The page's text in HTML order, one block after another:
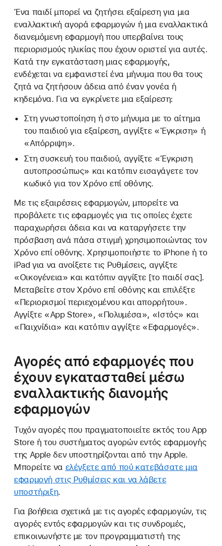
Ένα παιδί μπορεί να ζητήσει εξαίρεση για μια
εναλλακτική αγορά εφαρμογών ή μια εναλλακτικά
διανεμόμενη εφαρμογή που υπερβαίνει τους
περιορισμούς ηλικίας που έχουν οριστεί για αυτές.
Κατά την εγκατάσταση μιας εφαρμογής,
ενδέχεται να εμφανιστεί ένα μήνυμα που θα τους
ζητά να ζητήσουν άδεια από έναν γονέα ή
κηδεμόνα. Για να εγκρίνετε μια εξαίρεση:
Στη γνωστοποίηση ή στο μήνυμα με το αίτημα
του παιδιού για εξαίρεση, αγγίξτε «Έγκριση» ή
«Απόρριψη».
Στη συσκευή του παιδιού, αγγίξτε «Έγκριση
αυτοπροσώπως» και κατόπιν εισαγάγετε τον
κωδικό για τον Χρόνο επί οθόνης.
Με τις εξαιρέσεις εφαρμογών, μπορείτε να
προβάλετε τις εφαρμογές για τις οποίες έχετε
παραχωρήσει άδεια και να καταργήσετε την
πρόσβαση ανά πάσα στιγμή χρησιμοποιώντας τον
Χρόνο επί οθόνης. Χρησιμοποιήστε το iPhone ή το
iPad για να ανοίξετε τις Ρυθμίσεις, αγγίξτε
«Οικογένεια» και κατόπιν αγγίξτε [το παιδί σας].
Μεταβείτε στον Χρόνο επί οθόνης και επιλέξτε
«Περιορισμοί περιεχομένου και απορρήτου».
Αγγίξτε «App Store», «Πολυμέσα», «Ιστός» και
«Παιχνίδια» και κατόπιν αγγίξτε «Εφαρμογές».
Αγορές από εφαρμογές που
έχουν εγκατασταθεί μέσω
εναλλακτικής διανομής
εφαρμογών
Τυχόν αγορές που πραγματοποιείτε εκτός του App
Store ή του συστήματος αγορών εντός εφαρμογής
της Apple δεν υποστηρίζονται από την Apple.
Μπορείτε να ελέγξετε από πού κατεβάσατε μια
εφαρμογή στις Ρυθμίσεις και να λάβετε
υποστήριξη.
Για βοήθεια σχετικά με τις αγορές εφαρμογών, τις
αγορές εντός εφαρμογών και τις συνδρομές,
επικοινωνήστε με τον προγραμματιστή της